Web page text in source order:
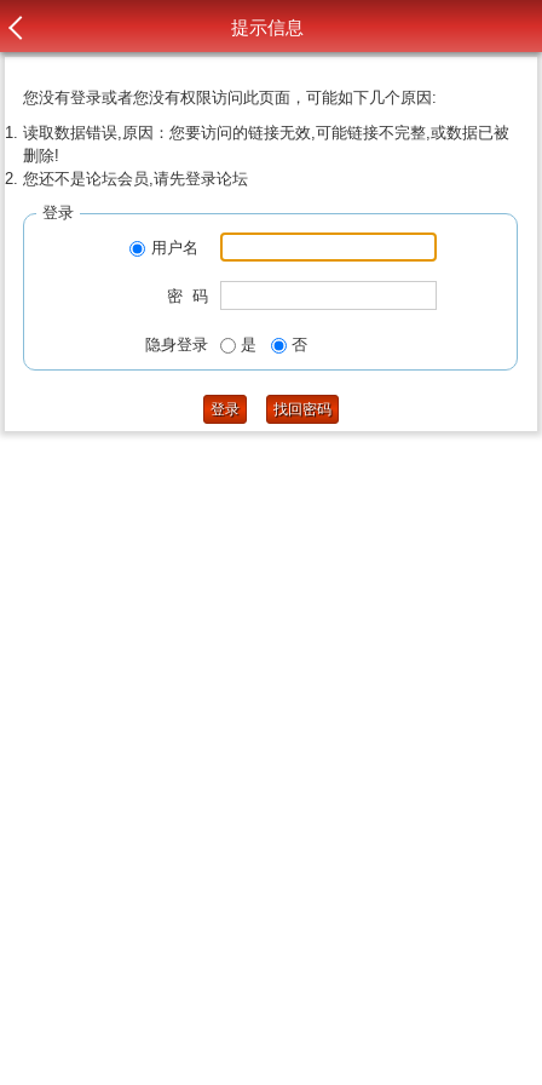
提示信息
您没有登录或者您没有权限访问此页面，可能如下几个原因:
读取数据错误,原因：您要访问的链接无效,可能链接不完整,或数据已被
删除!
您还不是论坛会员,请先登录论坛
登录
用户名
密 码
隐身登录 是 否